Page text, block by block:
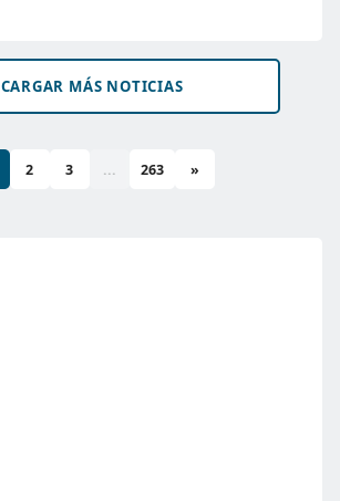
CARGAR MÁS NOTICIAS
2 3 ... 263 »